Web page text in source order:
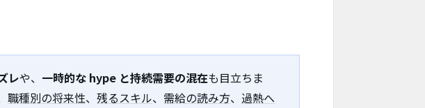
レや、 一時的な hype と持続需要の混在も目立ちま
職種別の将来性、 残るスキル、 需給の読み方、 過熱へ